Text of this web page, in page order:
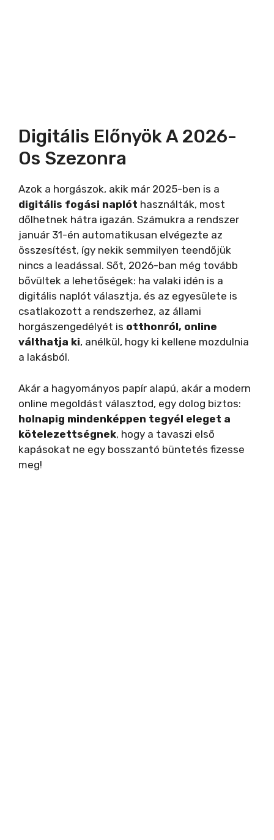
Digitális Előnyök A 2026-
Os Szezonra
Azok a horgászok, akik már 2025-ben is a
digitális fogási naplót használták, most
dőlhetnek hátra igazán. Számukra a rendszer
január 31-én automatikusan elvégezte az
összesítést, így nekik semmilyen teendőjük
nincs a leadással. Sőt, 2026-ban még tovább
bővültek a lehetőségek: ha valaki idén is a
digitális naplót választja, és az egyesülete is
csatlakozott a rendszerhez, az állami
horgászengedélyét is otthonról, online
válthatja ki, anélkül, hogy ki kellene mozdulnia
a lakásból.
Akár a hagyományos papír alapú, akár a modern
online megoldást választod, egy dolog biztos:
holnapig mindenképpen tegyél eleget a
kötelezettségnek, hogy a tavaszi első
kapásokat ne egy bosszantó büntetés fizesse
meg!